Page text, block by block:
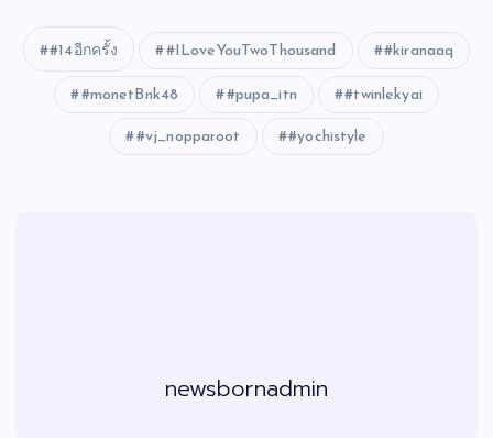
#14อีกครั้ง #ILoveYouTwoThousand #kiranaaq
#monetBnk48 #pupa_itn #twinlekyai
#vj_nopparoot #yochistyle
newsbornadmin